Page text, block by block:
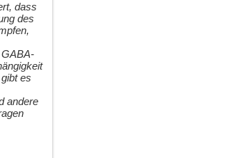
dass
des
GABA-
es
andere